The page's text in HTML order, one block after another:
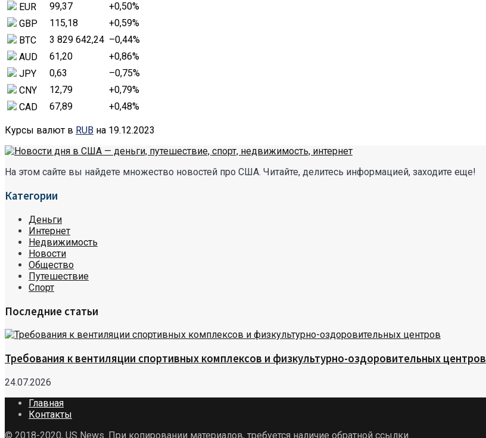
EUR
99,37 +0,50%
GBP
115,18 +0,59%
BTC
3 829 642,24 –0,44%
AUD
61,20 +0,86%
JPY
0,63 –0,75%
CNY
12,79 +0,79%
CAD
67,89 +0,48%
Курсы валют в RUB на 19.12.2023
На этом сайте вы найдете множество новостей про США. Читайте, делитесь информацией, заходите еще!
Категории
Деньги
Интернет
Недвижимость
Новости
Общество
Путешествие
Спорт
Последние статьи
Требования к вентиляции спортивных комплексов и физкультурно-оздоровительных центров
24.07.2026
Главная
Контакты
© 2018-2020, US News. При копировании материалов, требуется наличие обратной ссылки.